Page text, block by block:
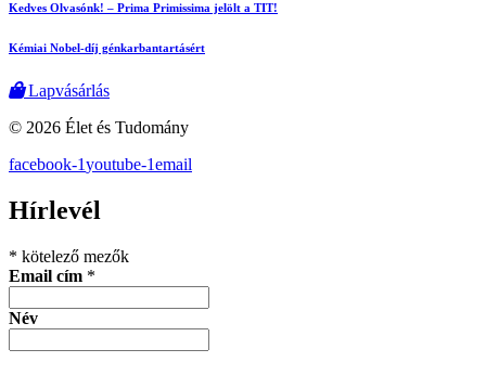
Kedves Olvasónk! – Prima Primissima jelölt a TIT!
Kémiai Nobel-díj génkarbantartásért
Lapvásárlás
© 2026 Élet és Tudomány
facebook-1youtube-1email
Hírlevél
* kötelező mezők
Email cím *
Név